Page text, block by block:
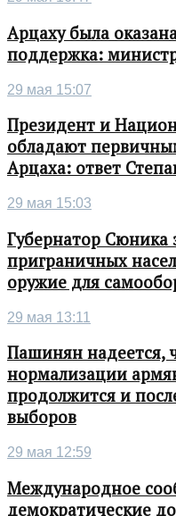
Арцаху была
поддержка:
29 мая 15:07
Президент и
обладают
Арцаха: ответ
29 мая 15:03
Губернатор Сюника
приграничных
оружие для
29 мая 13:11
Пашинян надеется,
нормализации
продолжится и
выборов
29 мая 12:59
Международное
демократические